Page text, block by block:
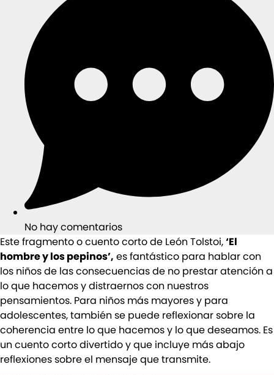
No hay comentarios
Este fragmento o cuento corto de León Tolstoi,‘El
hombre y los pepinos’, es fantástico para hablar con
los niños de las consecuencias de no prestar atención a
lo que hacemos y distraernos con nuestros
pensamientos. Para niños más mayores y para
adolescentes, también se puede reflexionar sobre la
coherencia entre lo que hacemos y lo que deseamos. Es
un cuento corto divertido y que incluye más abajo
reflexiones sobre el mensaje que transmite.